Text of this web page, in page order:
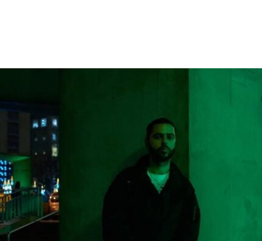
正博物馆所呈现的不准确信息”。7月4日，特朗普
尼学会及其管理层“未能完成阐释美国历史遗产这一
基本使命”。
美国博物馆联盟在声明中表示：“我们谴责特朗普政
府持续攻击史密森尼学会，以及那些负责保存、研
究和诠释美国历史、艺术、科学与文化的博物馆专
业人士。将博物馆如何呈现历史、艺术、科学、文
化及自然世界的方式政治化，并对从事这项工作的
博物馆专业人员进行人身攻击，正在威胁全国博物